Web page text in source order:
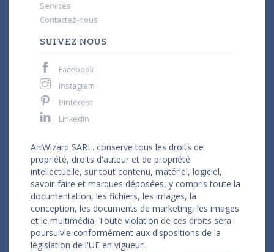
Services
Contactez-nous
SUIVEZ NOUS
Facebook
Instagram
Pinterest
LinkedIn
ArtWizard SARL. conserve tous les droits de
propriété, droits d'auteur et de propriété
intellectuelle, sur tout contenu, matériel, logiciel,
savoir-faire et marques déposées, y compris toute la
documentation, les fichiers, les images, la
conception, les documents de marketing, les images
et le multimédia. Toute violation de ces droits sera
poursuivie conformément aux dispositions de la
législation de l'UE en vigueur.